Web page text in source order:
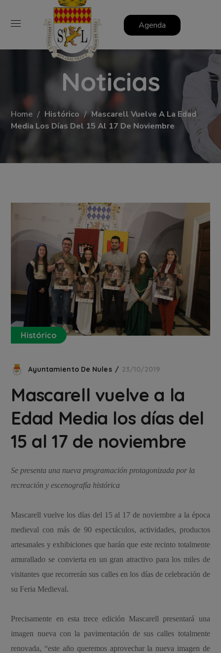
Agenda
Noticias
Home Histórico
Mascarell Vuelve A La Edad
Media Los Días Del 15 Al 17 De Noviembre
Histórico
Ayuntamiento De Nules 23/10/2019
Mascarell vuelve a la
Edad Media los días del
15 al 17 de noviembre
Se presenta una nueva programación protagonizada por la
recreación y escenografía histórica
Mascarell vuelve los días del 15 al 17 de noviembre a la época
medieval con más de 90 espectáculos, actividades, productos
artesanales y exhibiciones que harán que este recinto totalmente
amurallado se convierta en un gran atractivo para los miles de
visitantes que recorrerán sus calles en los días de celebración de
su Feria Medieval.
Precisamente en esta trece edición Mascarell presentará una
imagen nueva con la pavimentación de sus calles totalmente
renovada, “este año queremos aprovechar la nueva imagen de